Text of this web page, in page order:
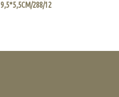
9,5*5,5СМ/288/12